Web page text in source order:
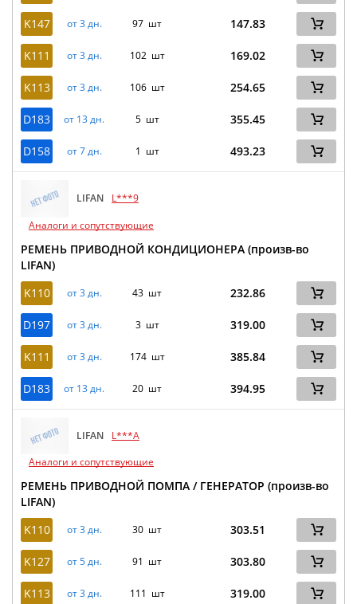
K147 от 3 дн. 97 шт 147.83
K111 от 3 дн. 102 шт 169.02
K113 от 3 дн. 106 шт 254.65
D183 от 13 дн. 5 шт 355.45
D158 от 7 дн. 1 шт 493.23
LIFAN
L***9
Аналоги и сопутствующие
РЕМЕНЬ ПРИВОДНОЙ КОНДИЦИОНЕРА (произв-во
LIFAN)
K110
от 3 дн. 43 шт 232.86
D197 от 3 дн. 3 шт 319.00
K111 от 3 дн. 174 шт 385.84
D183 от 13 дн. 20 шт 394.95
LIFAN
L***A
Аналоги и сопутствующие
РЕМЕНЬ ПРИВОДНОЙ ПОМПА / ГЕНЕРАТОР (произв-во
LIFAN)
K110
от 3 дн. 30 шт 303.51
K127 от 5 дн. 91 шт 303.80
K113 от 3 дн. 111 шт 319.00